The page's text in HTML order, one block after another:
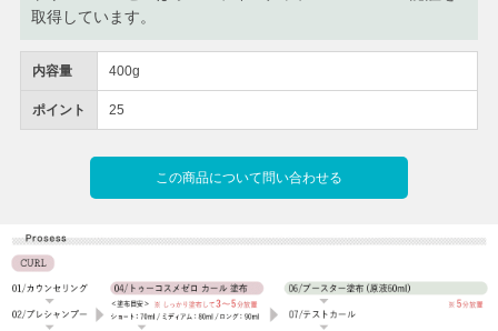
内容量 400g
ポイント 25
この商品について問い合わせる
取得しています。